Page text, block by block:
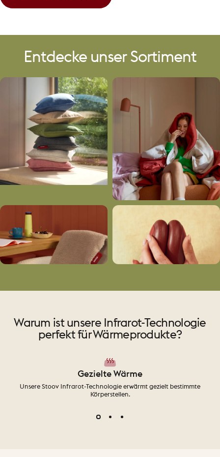
Entdecke unser Sortiment
Warum ist unsere Infrarot-Technologie
perfekt für Wärmeprodukte?
Gezielte Wärme
Unsere Stoov Infrarot-Technologie erwärmt gezielt bestimmte
Körperstellen.